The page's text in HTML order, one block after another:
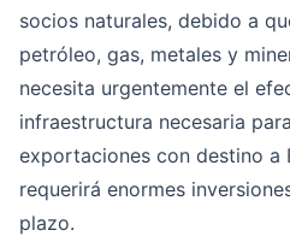
socios naturales, debido a
petróleo, gas, metales y
necesita urgentemente el
infraestructura necesaria
exportaciones con destino a
requerirá enormes
plazo.